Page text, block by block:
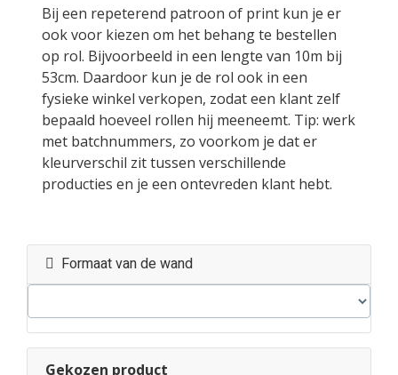
Bij een repeterend patroon of print kun je er
ook voor kiezen om het behang te bestellen
op rol. Bijvoorbeeld in een lengte van 10m bij
53cm. Daardoor kun je de rol ook in een
fysieke winkel verkopen, zodat een klant zelf
bepaald hoeveel rollen hij meeneemt. Tip: werk
met batchnummers, zo voorkom je dat er
kleurverschil zit tussen verschillende
producties en je een ontevreden klant hebt.
Formaat van de wand
Gekozen product